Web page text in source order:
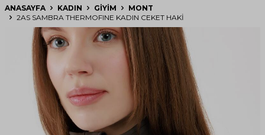
ANASAYFA KADIN GIYIM
MONT
2AS SAMBRA THERMOFINE KADIN CEKET HAKI